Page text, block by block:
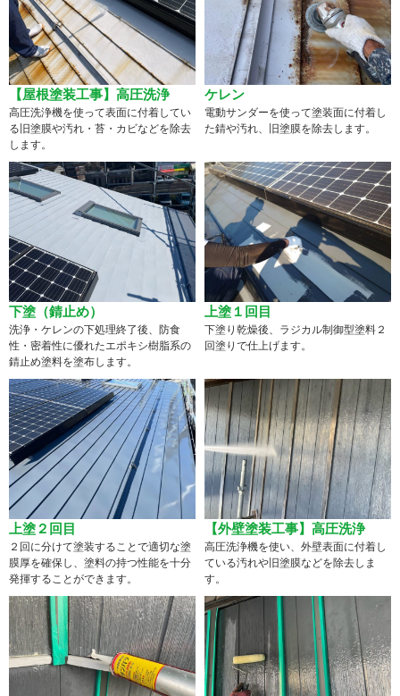
【屋根塗装工事】高圧洗浄
高圧洗浄機を使って表面に付着してい
る旧塗膜や汚れ・苔・カビなどを除去
します。
ケレン
電動サンダーを使って塗装面に付着し
た錆や汚れ、旧塗膜を除去します。
下塗（錆止め）
洗浄・ケレンの下処理終了後、防食
性・密着性に優れたエポキシ樹脂系の
錆止め塗料を塗布します。
上塗１回目
下塗り乾燥後、ラジカル制御型塗料２
回塗りで仕上げます。
上塗２回目
２回に分けて塗装することで適切な塗
膜厚を確保し、塗料の持つ性能を十分
発揮することができます。
【外壁塗装工事】高圧洗浄
高圧洗浄機を使い、外壁表面に付着し
ている汚れや旧塗膜などを除去しま
す。